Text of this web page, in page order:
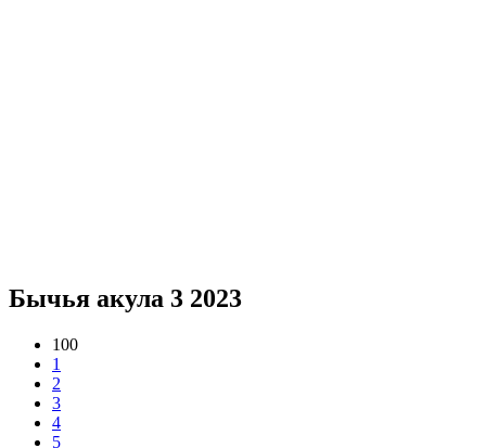
Бычья акула 3 2023
100
1
2
3
4
5